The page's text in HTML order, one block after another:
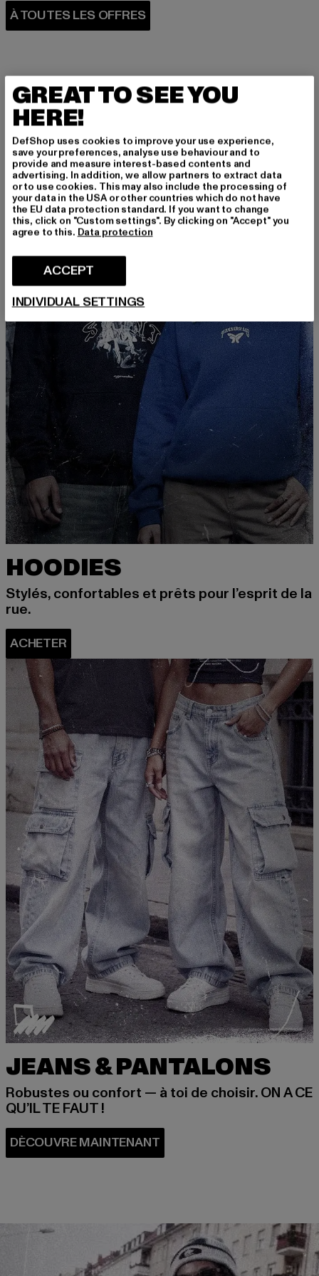
À TOUTES LES OFFRES
PARFAITEMENT COMBINÉ
HOODIES
Stylés, confortables et prêts pour l’esprit de la
rue.
JEANS & PANTALONS
Robustes ou confort — à toi de choisir. ON A CE
QU’IL TE FAUT !
GREAT TO SEE YOU
HERE!
DefShop uses cookies to improve your use experience,
save your preferences, analyse use behaviour and to
provide and measure interest-based contents and
advertising. In addition, we allow partners to extract data
or to use cookies. This may also include the processing of
your data in the USA or other countries which do not have
the EU data protection standard. If you want to change
this, click on "Custom settings". By clicking on "Accept" you
agree to this. Data protection
ACCEPT
INDIVIDUAL SETTINGS